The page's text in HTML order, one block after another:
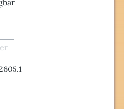
nicht verfügbar.)
Option ist zurzeit nicht verfügbar.)